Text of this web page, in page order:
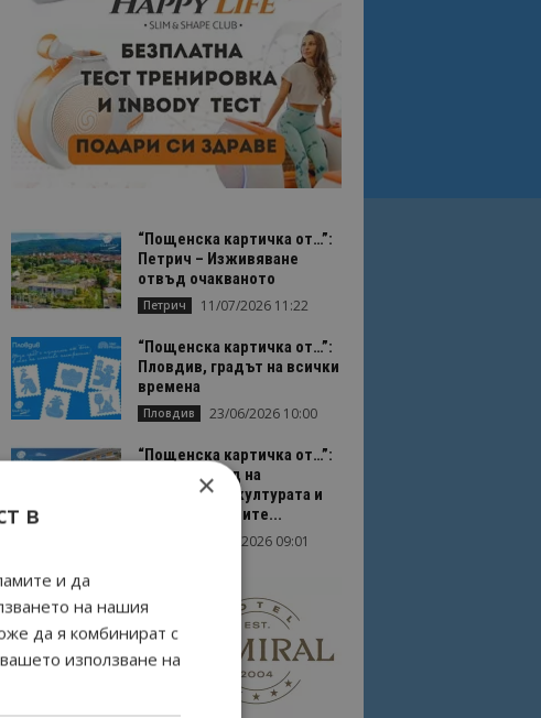
“Пощенска картичка от…”:
Петрич – Изживяване
отвъд очакваното
Петрич 11/07/2026 11:22
“Пощенска картичка от…”:
Пловдив, градът на всички
времена
Пловдив 23/06/2026 10:00
“Пощенска картичка от…”:
Перник – град на
традициите, културата и
вдъхновяващите...
17/06/2026 09:01
×
в
и да
на нашия
да я комбинират с
използване на